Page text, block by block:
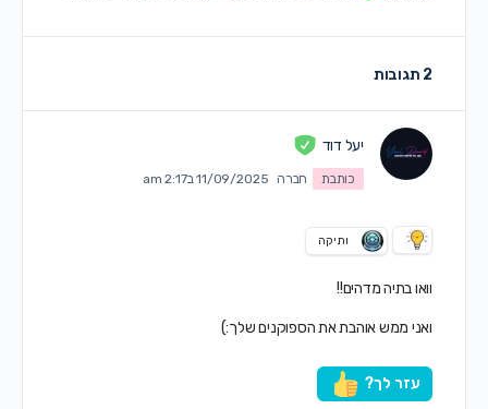
2 תגובות
יעל דוד
כותבת חברה 11/09/2025 ב2:17 am
ותיקה
וואו בתיה מדהים!!
ואני ממש אוהבת את הספוקנים שלך:)
עזר לך?